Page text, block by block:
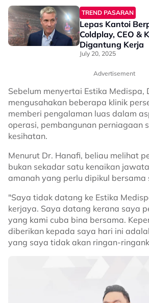
TREND PASARAN
Lepas Kantoi
Coldplay, CEO &
Digantung Kerja
July 20, 2025
Advertisement
Sebelum menyertai Estika Medispa,
mengusahakan beberapa klinik
memberi pengalaman luas dalam
operasi, pembangunan perniagaan
kesihatan.
Menurut Dr. Hanafi, beliau melihat
bukan sekadar satu kenaikan
amanah yang perlu dipikul bersama
"Saya tidak datang ke Estika
kerjaya. Saya datang kerana saya
yang kami cuba bina bersama.
diberikan kepada saya hari ini
yang saya tidak akan ringan-